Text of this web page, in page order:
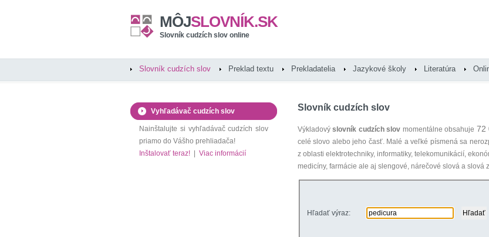
MÔJSLOVNÍK.SK
Slovník cudzích slov online
Slovník cudzích slov Preklad textu Prekladatelia Jazykové školy Literatúra
Slovník cudzích slov
Výkladovýslovník cudzích slov momentálne obsahuje 72
celé slovo alebo jeho časť. Malé a veľké písmená sa
z oblasti elektrotechniky, informatiky, telekomunikácií,
medicíny, farmácie ale aj slengové, nárečové slová a slová
Hľadať výraz:
Vyhľadávač cudzích slov
Nainštalujte si vyhľadávač cudzích slov
priamo do Vášho prehliadača!
Inštalovať teraz!
Viac informácií